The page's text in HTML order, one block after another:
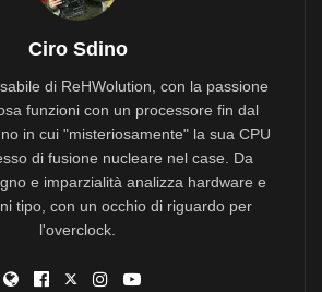
Ciro Sdino
di ReHWolution, con la passione
funzioni con un processore fin dal
in cui "misteriosamente" la sua CPU
di fusione nucleare nel case. Da
e imparzialità analizza hardware e
tipo, con un occhio di riguardo per
l'overclock.